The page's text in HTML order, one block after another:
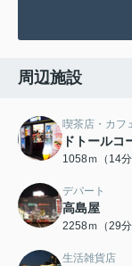
周辺施設
喫茶店・カフ
ドトールコ
1058ｍ（14分
デパート
高島屋
2258ｍ（29分
生活雑貨店